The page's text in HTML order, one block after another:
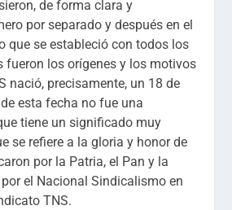
de forma clara y
por separado y después en el
que se estableció con todos los
fueron los orígenes y los motivos
nació, precisamente, un 18 de
esta fecha no fue una
tiene un significado muy
se refiere a la gloria y honor de
por la Patria, el Pan y la
el Nacional Sindicalismo en
TNS.